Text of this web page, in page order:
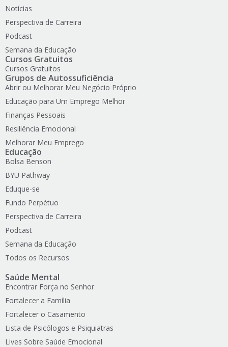
Notícias
Perspectiva de Carreira
Podcast
Semana da Educação
Cursos Gratuitos
Cursos Gratuitos
Grupos de Autossuficiência
Abrir ou Melhorar Meu Negócio Próprio
Educação para Um Emprego Melhor
Finanças Pessoais
Resiliência Emocional
Melhorar Meu Emprego
Educação
Bolsa Benson
BYU Pathway
Eduque-se
Fundo Perpétuo
Perspectiva de Carreira
Podcast
Semana da Educação
Todos os Recursos
Saúde Mental
Encontrar Força no Senhor
Fortalecer a Família
Fortalecer o Casamento
Lista de Psicólogos e Psiquiatras
Lives Sobre Saúde Emocional